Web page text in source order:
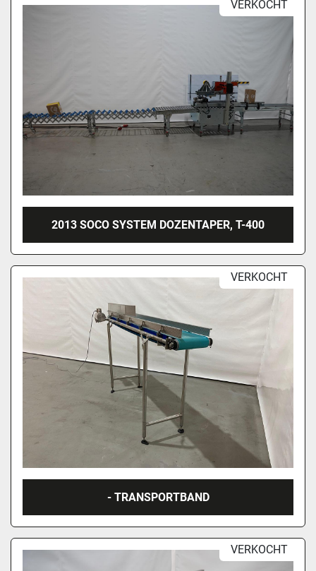
VERKOCHT
2013 SOCO SYSTEM DOZENTAPER, T-400
VERKOCHT
- TRANSPORTBAND
VERKOCHT